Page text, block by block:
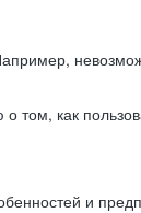
как
и